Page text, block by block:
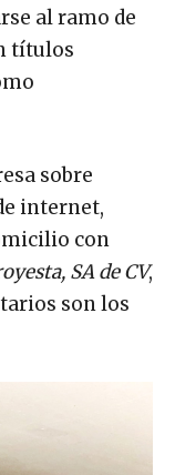
al ramo de
títulos
sobre
internet,
con
SA de CV,
son los